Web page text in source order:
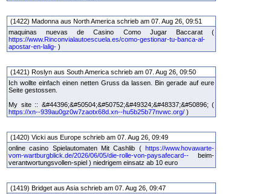
(1422) Madonna aus North America schrieb am 07. Aug 26, 09:51
maquinas nuevas de Casino Como Jugar Baccarat (
https://www.Rinconvialautoescuela.es/como-gestionar-tu-banca-al-
apostar-en-lalig- )
(1421) Roslyn aus South America schrieb am 07. Aug 26, 09:50
Ich wollte einfach einen netten Gruss da lassen. Bin gerade auf eure
Seite gestossen.
My site :: &#44396;&#50504;&#50752;&#49324;&#48337;&#50896; (
https://xn--939au0gz0w7zaotx68d.xn--hu5b25b77nvwc.org/ )
(1420) Vicki aus Europe schrieb am 07. Aug 26, 09:49
online casino Spielautomaten Mit Cashlib ( https://www.hovawarte-
vom-wartburgblick.de/2026/06/05/die-rolle-von-paysafecard-- beim-
verantwortungsvollen-spiel ) niedrigem einsatz ab 10 euro
(1419) Bridget aus Asia schrieb am 07. Aug 26, 09:47